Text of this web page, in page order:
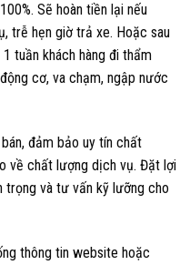
Sẽ hoàn tiền lại nếu
trễ hẹn giờ trả xe. Hoặc sau
tuần khách hàng đi thẩm
cơ, va chạm, ngập nước
đảm bảo uy tín chất
về chất lượng dịch vụ. Đặt lợi
trọng và tư vấn kỹ lưỡng cho
thông tin website hoặc